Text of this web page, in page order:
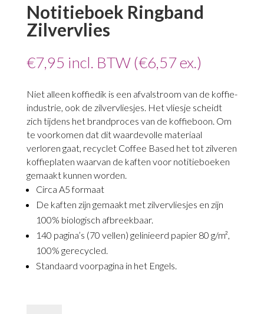
Notitieboek Ringband
Zilvervlies
€7,95 incl. BTW (€6,57ex.)
Niet alleen koffiedik is een afvalstroom van de koffie-
industrie, ook de zilvervliesjes. Het vliesje scheidt
zich tijdens het brandproces van de koffieboon. Om
te voorkomen dat dit waardevolle materiaal
verloren gaat, recyclet Coffee Based het tot zilveren
koffieplaten waarvan de kaften voor notitieboeken
gemaakt kunnen worden.
Circa A5 formaat
De kaften zijn gemaakt met zilvervliesjes en zijn
100% biologisch afbreekbaar.
140 pagina’s (70 vellen) gelinieerd papier 80 g/m²,
100% gerecycled.
Standaard voorpagina in het Engels.